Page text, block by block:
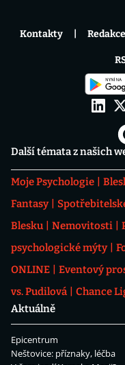
Další témata z našich
Moje Psychologie
Fantasy
Blesku
Nemovitosti
psychologické mýty
ONLINE
Eventový
vs. Pudilová
Chance
Aktuálně
Epicentrum
Neštovice: příznaky, léčba
Kontakty Redakce